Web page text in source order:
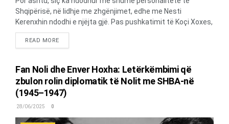
Shqipërisë, në lidhje me zhgënjimet, edhe me Nesti
Kerenxhin ndodhi e njëjta gjë. Pas pushkatimit të Koçi Xoxes,
Nesti u dënua në fillim me largim nga puna, internim në
Selenicë dhe më pas me burgim nëpër burgjet politike. E
ku nisi edhe furtuna e eliminimeve, arrestimeve, burgosjeve
dhe pushkatimeve. Por, gjatë këtij Kongresi, Nesti Kerenxhi u
dënua së bashku me gruan e tij, Naxhije Dumen, e cila ishte
atëherë e vetmja anëtare qeverie në kabinetin e drejtuar nga
gjeneral-kolonel Enver Hoxha, duke mbajtur postin e
ministres së Kulturës. Kjo vinte për shkak të kulturës dhe
READ MOREDETAILS
Fan Noli dhe Enver Hoxha: Letërkëmbimi që
zbulon rolin diplomatik të Nolit me SHBA-në
(1945–1947)
28/06/2025 0